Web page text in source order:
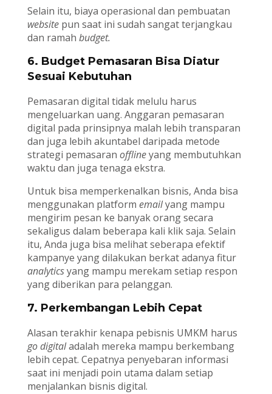
Selain itu, biaya operasional dan pembuatan
websitepun saat ini sudah sangat terjangkau
dan ramah budget.
6. Budget Pemasaran Bisa Diatur
Sesuai Kebutuhan
Pemasaran digital tidak melulu harus
mengeluarkan uang. Anggaran pemasaran
digital pada prinsipnya malah lebih transparan
dan juga lebih akuntabel daripada metode
strategi pemasaran offlineyang membutuhkan
waktu dan juga tenaga ekstra.
Untuk bisa memperkenalkan bisnis, Anda bisa
menggunakan platform emailyang mampu
mengirim pesan ke banyak orang secara
sekaligus dalam beberapa kali klik saja. Selain
itu, Anda juga bisa melihat seberapa efektif
kampanye yang dilakukan berkat adanya fitur
analyticsyang mampu merekam setiap respon
yang diberikan para pelanggan.
7. Perkembangan Lebih Cepat
Alasan terakhir kenapa pebisnis UMKM harus
go digitaladalah mereka mampu berkembang
lebih cepat. Cepatnya penyebaran informasi
saat ini menjadi poin utama dalam setiap
menjalankan bisnis digital.